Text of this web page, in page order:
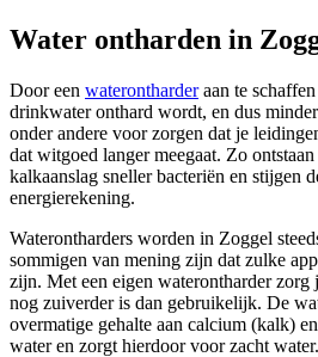
Water ontharden in
Door een waterontharderaan te
drinkwater onthard wordt, en dus
onder andere voor zorgen dat je
dat witgoed langer meegaat. Zo
kalkaanslag sneller bacteriën en stijgen
energierekening.
Waterontharders worden in Zoggel
sommigen van mening zijn dat zulke
zijn. Met een eigen waterontharder
nog zuiverder is dan gebruikelijk. De
overmatige gehalte aan calcium (kalk)
water en zorgt hierdoor voor zacht water.